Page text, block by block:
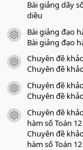
Bài giảng dãy
diều
icon tài liệu
Bài giảng đạo
Bài giảng đạo
icon tài liệu
Chuyên đề
Chuyên đề
icon tài liệu
Chuyên đề
Chuyên đề
icon tài liệu
Chuyên đề
hàm số Toán 12
Chuyên đề
hàm số Toán 12